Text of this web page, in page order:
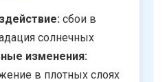
сбои в
солнечных
изменения:
в плотных слоях